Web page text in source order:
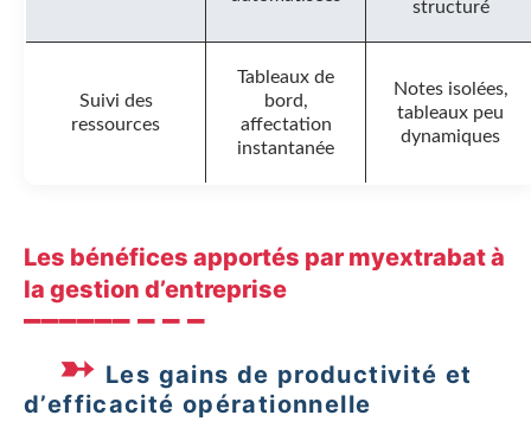
structuré
Suivi des
ressources
Tableaux de
bord,
affectation
instantanée
Notes isolées,
tableaux peu
dynamiques
Les bénéfices apportés par myextrabat à
la gestion d’entreprise
Les gains de productivité et
d’efficacité opérationnelle